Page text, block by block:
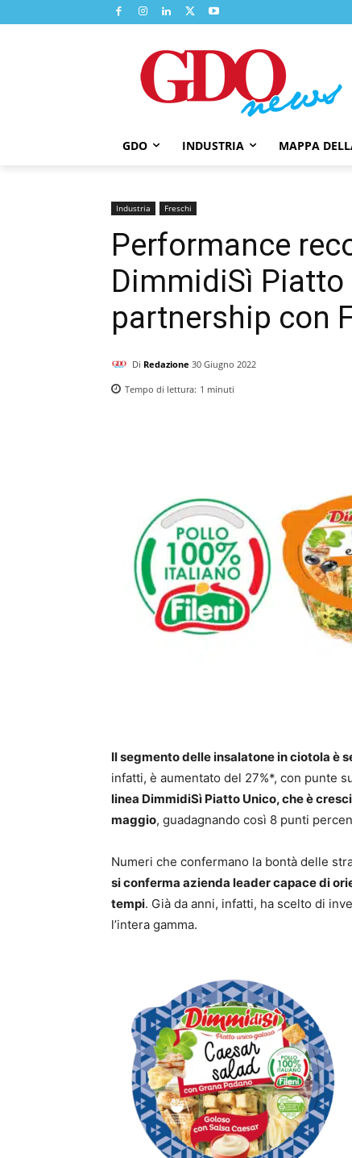
GDO INDUSTRIA MAPPA
Industria Freschi
Performance
DimmidiSì Piatto
partnership con
Di Redazione 30 Giugno 2022
Tempo di lettura: 1 minuti
Il segmento delle insalatone in ciotola è
infatti, è aumentato del 27%*, con punte
linea DimmidiSì Piatto Unico, che è
maggio, guadagnando così 8 punti
Numeri che confermano la bontà delle
si conferma azienda leader capace di
tempi. Già da anni, infatti, ha scelto di
l’intera gamma.